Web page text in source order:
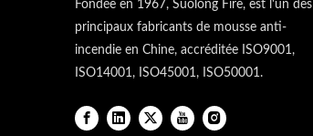
Fondée en 1967, Suolong Fire, est l'un des
principaux fabricants de mousse anti-
incendie en Chine, accréditée ISO9001,
ISO14001, ISO45001, ISO50001.